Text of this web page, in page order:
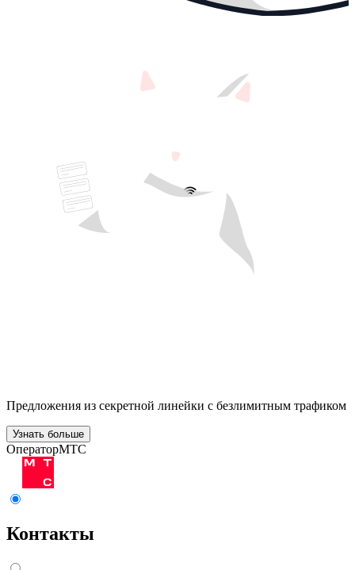
Предложения из секретной линейки с безлимитным трафиком
Узнать больше
ОператорМТС
Контакты